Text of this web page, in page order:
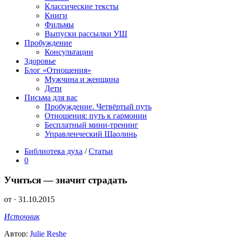
Классические тексты
Книги
Фильмы
Выпуски рассылки УШ
Пробуждение
Консультации
Здоровье
Блог «Отношения»
Мужчина и женщина
Дети
Письма для вас
Пробуждение. Четвёртый путь
Отношения: путь к гармонии
Бесплатный мини-тренинг
Управленческий Шаолинь
Библиотека духа / Статьи
0
Учиться — значит страдать
от · 31.10.2015
Источник
Автор: Julie Reshe